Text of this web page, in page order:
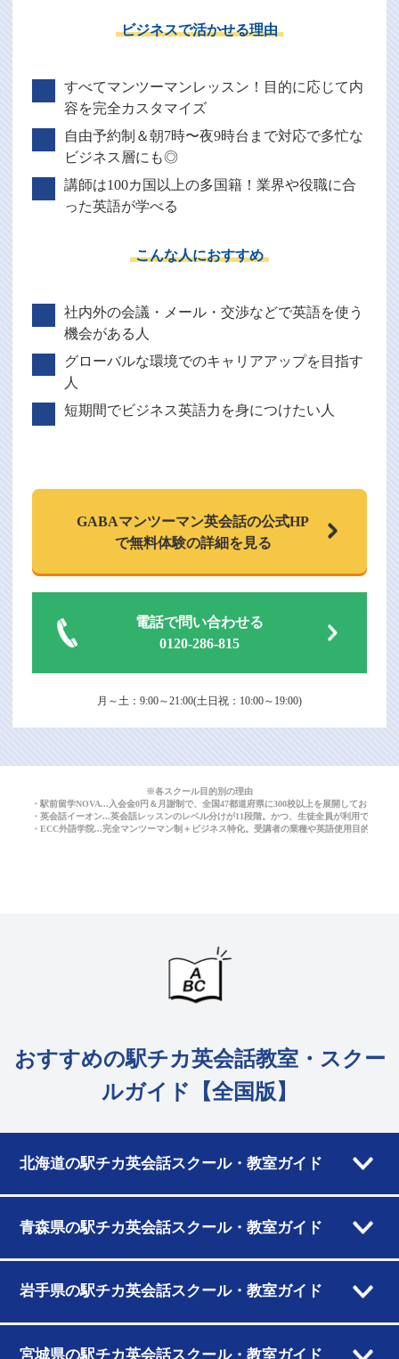
ビジネスで活かせる理由
すべてマンツーマンレッスン！目的に応じて内
容を完全カスタマイズ
自由予約制＆朝7時〜夜9時台まで対応で多忙な
ビジネス層にも◎
講師は100カ国以上の多国籍！業界や役職に合
った英語が学べる
こんな人におすすめ
社内外の会議・メール・交渉などで英語を使う
機会がある人
グローバルな環境でのキャリアアップを目指す
人
短期間でビジネス英語力を身につけたい人
GABAマンツーマン英会話の公式HP
で無料体験の詳細を見る
電話で問い合わせる
0120-286-815
月～土：9:00～21:00(土日祝：10:00～19:00)
※各スクール目的別の理由
・駅前留学NOVA...入会金0円＆月謝制で、全国47都道府県に300校以上を展開しており、
・英会話イーオン...英会話レッスンのレベル分けが11段階。かつ、生徒全員が利用できる
・ECC外語学院...完全マンツーマン制＋ビジネス特化。受講者の業種や英語使用目的に応
おすすめの駅チカ英会話教室・スクー
ルガイド【全国版】
北海道の駅チカ英会話スクール・教室ガイド
青森県の駅チカ英会話スクール・教室ガイド
岩手県の駅チカ英会話スクール・教室ガイド
宮城県の駅チカ英会話スクール・教室ガイド